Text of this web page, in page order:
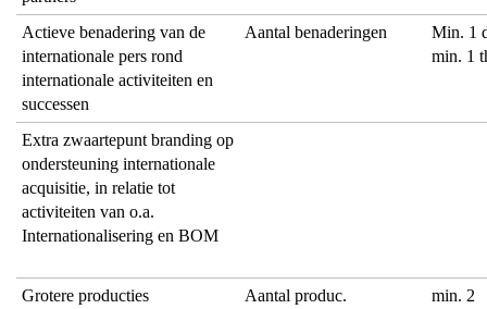
Actieve benadering van de
internationale pers rond
internationale activiteiten en
successen
Aantal benaderingen
Min. 1
min. 1
Extra zwaartepunt branding op
ondersteuning internationale
acquisitie, in relatie tot
activiteiten van o.a.
Internationalisering en BOM
Grotere producties
Aantal produc.
min. 2